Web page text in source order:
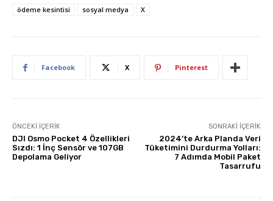
ödeme kesintisi sosyal medya X
Facebook X Pinterest
ÖNCEKI İÇERIK
DJI Osmo Pocket 4 Özellikleri
Sızdı: 1 İnç Sensör ve 107GB
Depolama Geliyor
SONRAKI İÇERIK
2024’te Arka Planda Veri
Tüketimini Durdurma Yolları:
7 Adımda Mobil Paket
Tasarrufu